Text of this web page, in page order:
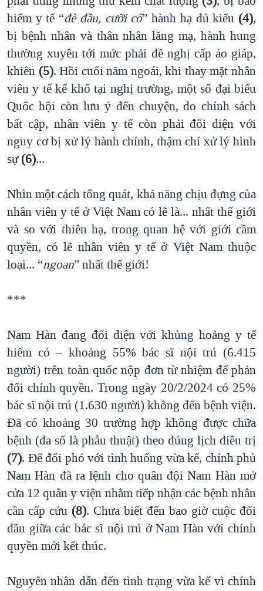
hiểm y tế “đè đầu, cưỡi cổ” hành hạ đủ kiểu (4),
bị bệnh nhân và thân nhân lăng mạ, hành hung
thường xuyên tới mức phải đề nghị cấp áo giáp,
khiên (5). Hồi cuối năm ngoái, khi thay mặt nhân
viên y tế kể khổ tại nghị trường, một số đại biểu
Quốc hội còn lưu ý đến chuyện, do chính sách
bất cập, nhân viên y tế còn phải đối diện với
nguy cơ bị xử lý hành chính, thậm chí xử lý hình
sự(6)...
Nhìn một cách tổng quát, khả năng chịu đựng của
nhân viên y tế ở Việt Nam có lẽ là... nhất thế giới
và so với thiên hạ, trong quan hệ với giới cầm
quyền, có lẽ nhân viên y tế ở Việt Nam thuộc
loại... “ngoan” nhất thế giới!
***
Nam Hàn đang đối diện với khủng hoảng y tế
hiếm có – khoảng 55% bác sĩ nội trú (6.415
người) trên toàn quốc nộp đơn từ nhiệm để phản
đối chính quyền. Trong ngày 20/2/2024 có 25%
bác sĩ nội trú (1.630 người) không đến bệnh viện.
Đã có khoảng 30 trường hợp không được chữa
bệnh (đa số là phẫu thuật) theo đúng lịch điều trị
(7). Để đối phó với tình huống vừa kể, chính phủ
Nam Hàn đã ra lệnh cho quân đội Nam Hàn mở
cửa 12 quân y viện nhằm tiếp nhận các bệnh nhân
cần cấp cứu (8). Chưa biết đến bao giờ cuộc đối
đầu giữa các bác sĩ nội trú ở Nam Hàn với chính
quyền mới kết thúc.
Nguyên nhân dẫn đến tình trạng vừa kể vì chính